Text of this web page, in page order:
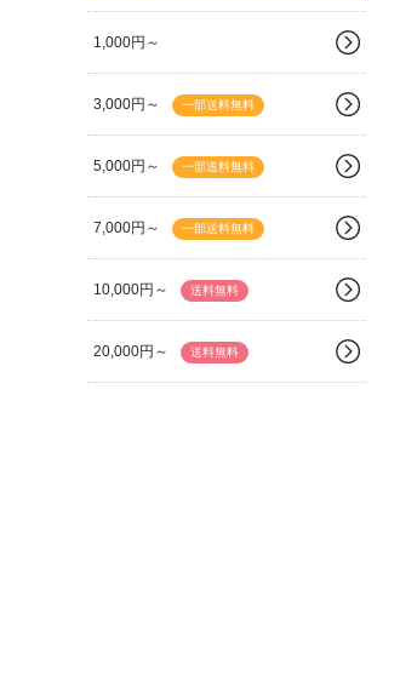
1,000円～
3,000円～ 一部送料無料
5,000円～ 一部送料無料
7,000円～ 一部送料無料
10,000円～ 送料無料
20,000円～ 送料無料